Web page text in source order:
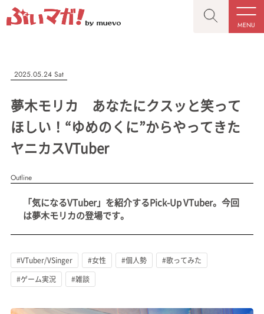
MENU
CLOSE
記事を検索する
#VTuber/VSinger #男性 #女性 #バ美肉 #男の娘
#獣系 #動物系 #企業公式 #個人勢
CLOSE
“推しへの応援を形にする”VTuber専門メディア
記事一覧
プレスリリース一覧
会社概要
お問い合わせ
記事リクエスト
ログイン
2025.05.24 Sat
夢木モリカ あなたにクスッと笑って
ほしい！“ゆめのくに”からやってきた
ヤニカスVTuber
Outline
「気になるVTuber」を紹介するPick-Up VTuber。今回
は夢木モリカの登場です。
#VTuber/VSinger #女性 #個人勢
#歌ってみた
#ゲーム実況
#雑談